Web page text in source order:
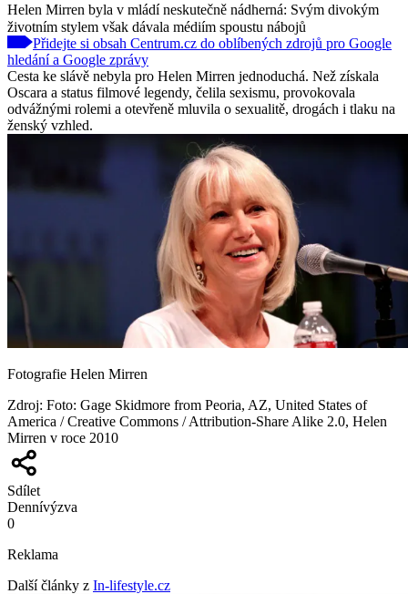
Helen Mirren byla v mládí neskutečně nádherná: Svým divokým
životním stylem však dávala médiím spoustu nábojů
Přidejte si obsah Centrum.cz do oblíbených zdrojů pro Google
hledání a Google zprávy
Cesta ke slávě nebyla pro Helen Mirren jednoduchá. Než získala
Oscara a status filmové legendy, čelila sexismu, provokovala
odvážnými rolemi a otevřeně mluvila o sexualitě, drogách i tlaku na
ženský vzhled.
Fotografie Helen Mirren
Zdroj: Foto: Gage Skidmore from Peoria, AZ, United States of
America / Creative Commons / Attribution-Share Alike 2.0, Helen
Mirren v roce 2010
Sdílet
Dennívýzva
0
Reklama
Další články z In-lifestyle.cz